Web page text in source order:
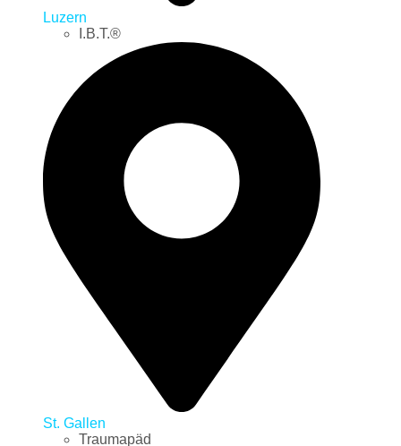
Luzern
I.B.T.®
St. Gallen
Traumapäd